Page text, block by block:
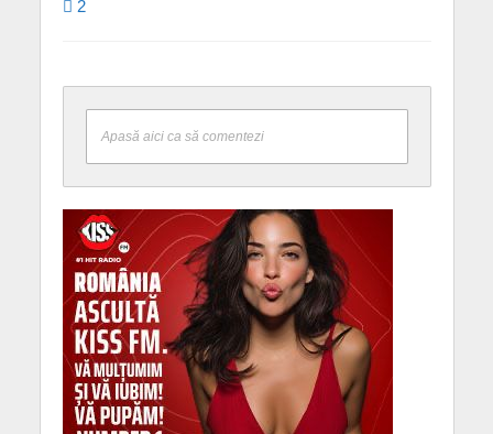
2
Apasă aici ca să comentezi